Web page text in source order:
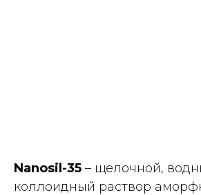
Nanosil-35 – щелочной,
коллоидный раствор